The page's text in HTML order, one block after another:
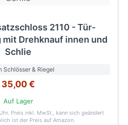
2110 - Tür-
Drehknauf innen und
Schlie
Schlösser & Riegel
35,00 €
Auf Lager
. Preis inkl. MwSt., kann sich geändert
ist der Preis auf Amazon.